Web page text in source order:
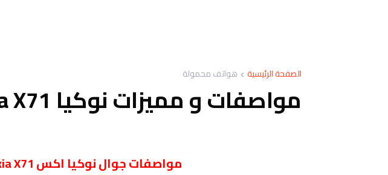
الصفحة الرئيسية هواتف محمولة
مواصفات و مميزات نوكيا Nokia X71
مواصفاتجوالنوكيا اكس Nokia X71